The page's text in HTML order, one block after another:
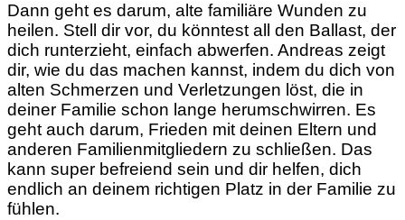
Dann geht es darum, alte familiäre Wunden zu
heilen. Stell dir vor, du könntest all den Ballast, der
dich runterzieht, einfach abwerfen. Andreas zeigt
dir, wie du das machen kannst, indem du dich von
alten Schmerzen und Verletzungen löst, die in
deiner Familie schon lange herumschwirren. Es
geht auch darum, Frieden mit deinen Eltern und
anderen Familienmitgliedern zu schließen. Das
kann super befreiend sein und dir helfen, dich
endlich an deinem richtigen Platz in der Familie zu
fühlen.